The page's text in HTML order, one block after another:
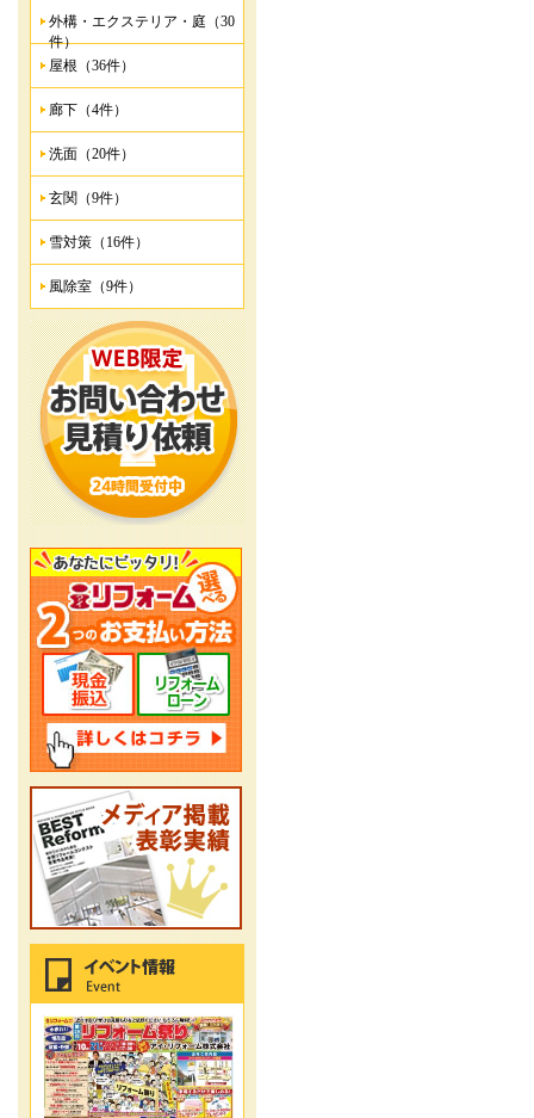
外構・エクステリア・庭（30
件）
屋根（36件）
廊下（4件）
洗面（20件）
玄関（9件）
雪対策（16件）
風除室（9件）